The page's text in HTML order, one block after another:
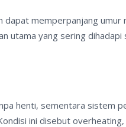
memperpanjang umur
utama yang sering
henti, sementara sistem
ini disebut